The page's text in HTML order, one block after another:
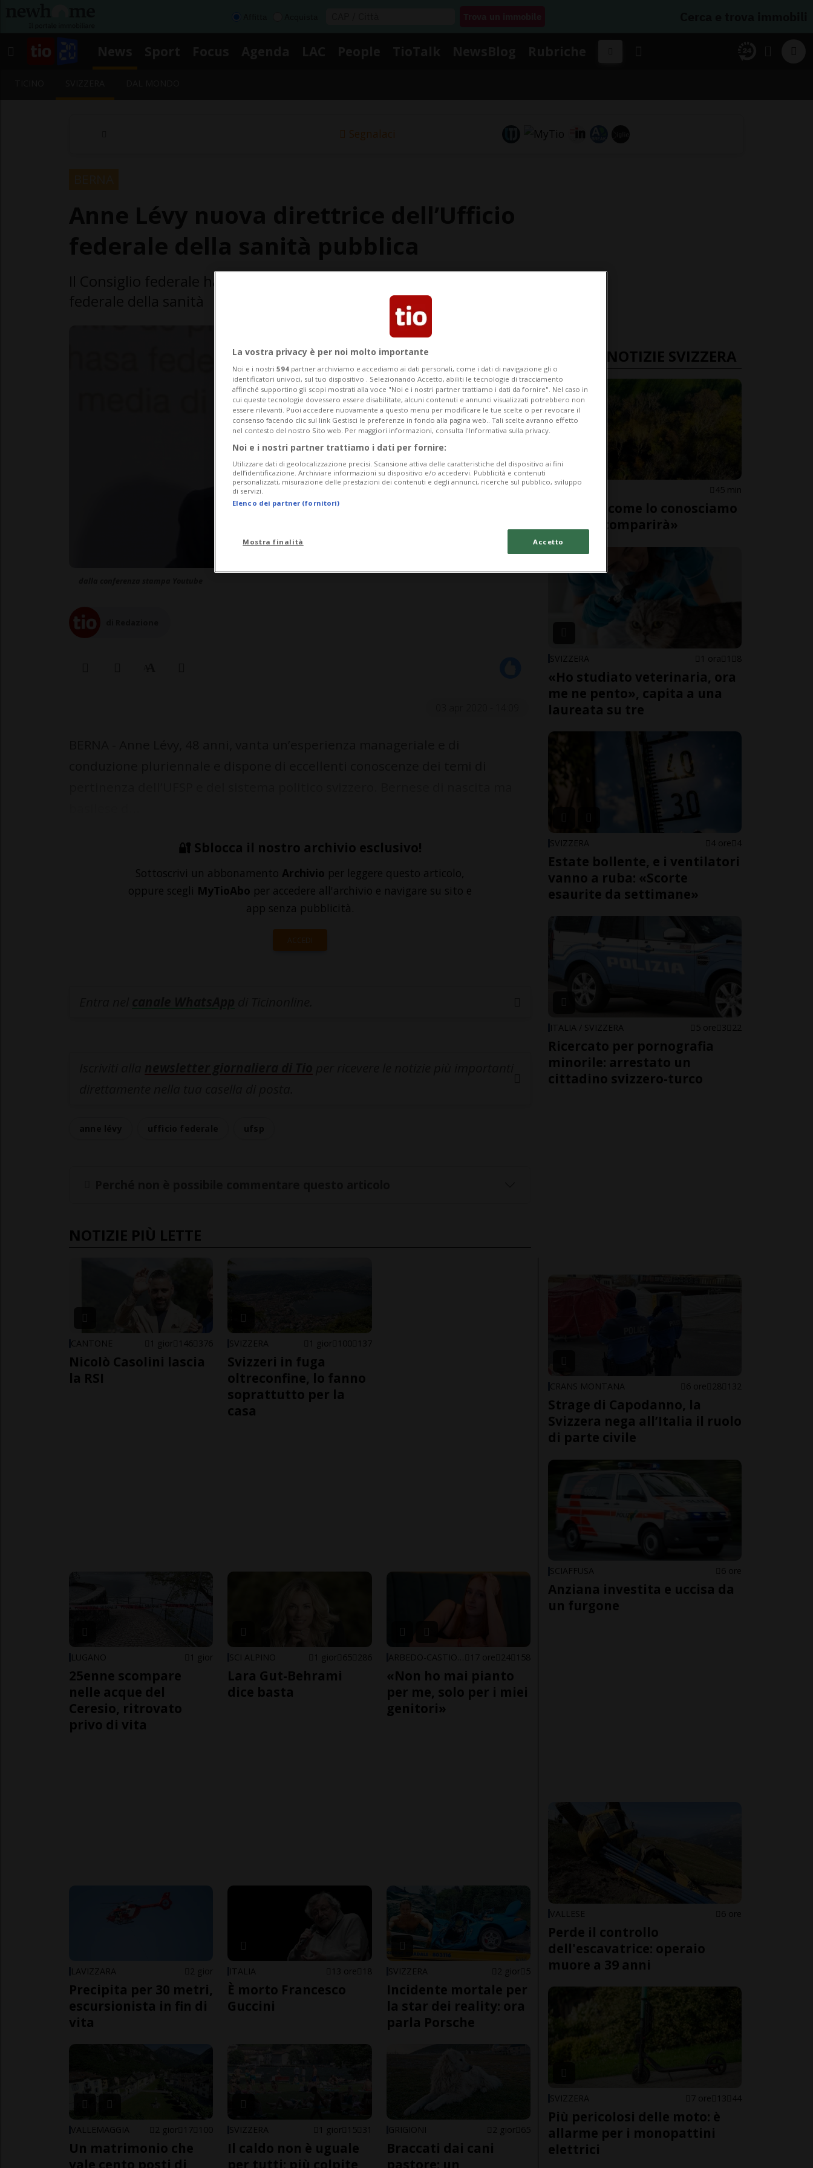
Segnalaci
🔐 Sblocca il nostro archivio esclusivo!
Sottoscrivi un abbonamento Archivio per leggere questo articolo,
oppure scegli MyTioAbo per accedere all'archivio e navigare su sito e
app senza pubblicità.
ACCEDI
NOTIZIE PIÙ LETTE
CANTONE 1 gior 146 376
Nicolò Casolini lascia
la RSI
SVIZZERA 1 gior 100 137
Svizzeri in fuga
oltreconfine, lo fanno
soprattutto per la
casa
LUGANO 1 gior
25enne scompare
nelle acque del
Ceresio, ritrovato
privo di vita
SCI ALPINO 1 gior 65 286
Lara Gut-Behrami
dice basta
17 ore 24 158
«Non ho mai pianto
per me, solo per i miei
genitori»
LAVIZZARA 2 gior
Precipita per 30 metri,
escursionista in fin di
vita
ITALIA 13 ore 18
È morto Francesco
Guccini
SVIZZERA 2 gior 5
Incidente mortale per
la star dei reality: ora
parla Porsche
VALLEMAGGIA 2 gior 17 100
Un matrimonio che
vale cento posti di
SVIZZERA 1 gior 15 31
Il caldo non è uguale
per tutti: più colpite
GRIGIONI 2 gior 65
Braccati dai cani
pastore: un
ULTIME NOTIZIE SVIZZERA
SVIZZERA 45 min
«Il bosco come lo conosciamo
adesso scomparirà»
SVIZZERA 1 ora 1 8
«Ho studiato veterinaria, ora
me ne pento», capita a una
laureata su tre
SVIZZERA 4 ore 4
Estate bollente, e i ventilatori
vanno a ruba: «Scorte
esaurite da settimane»
ITALIA / SVIZZERA 5 ore 3 22
Ricercato per pornografia
minorile: arrestato un
cittadino svizzero-turco
CRANS MONTANA 6 ore 28 132
Strage di Capodanno, la
Svizzera nega all’Italia il ruolo
di parte civile
SCIAFFUSA 6 ore
Anziana investita e uccisa da
un furgone
VALLESE 6 ore
Perde il controllo
dell'escavatrice: operaio
muore a 39 anni
SVIZZERA 7 ore 13 44
Più pericolosi delle moto: è
allarme per i monopattini
elettrici
La vostra privacy è per noi molto importante
Noi e i nostri 594 partner archiviamo e accediamo ai dati personali, come i dati di navigazione gli o
identificatori univoci, sul tuo dispositivo . Selezionando Accetto, abiliti le tecnologie di tracciamento
affinché supportino gli scopi mostrati alla voce "Noi e i nostri partner trattiamo i dati da fornire". Nel caso in
cui queste tecnologie dovessero essere disabilitate, alcuni contenuti e annunci visualizzati potrebbero non
essere rilevanti. Puoi accedere nuovamente a questo menu per modificare le tue scelte o per revocare il
consenso facendo clic sul link Gestisci le preferenze in fondo alla pagina web.. Tali scelte avranno effetto
nel contesto del nostro Sito web. Per maggiori informazioni, consulta l'Informativa sulla privacy.
Noi e i nostri partner trattiamo i dati per fornire:
Utilizzare dati di geolocalizzazione precisi. Scansione attiva delle caratteristiche del dispositivo ai fini
dell’identificazione. Archiviare informazioni su dispositivo e/o accedervi. Pubblicità e contenuti
personalizzati, misurazione delle prestazioni dei contenuti e degli annunci, ricerche sul pubblico, sviluppo
di servizi.
Elenco dei partner (fornitori)
Mostra finalità Accetto